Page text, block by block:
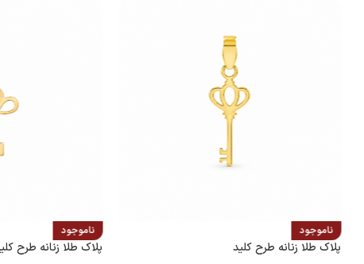
ناموجود
پلاک طلا زنانه طرح کلید
ناموجود
پلاک طلا زنانه طرح کلید